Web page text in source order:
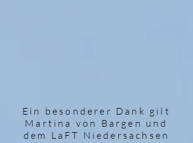
Ein besonderer Dank gilt
Martina von Bargen und
dem LaFT Niedersachsen